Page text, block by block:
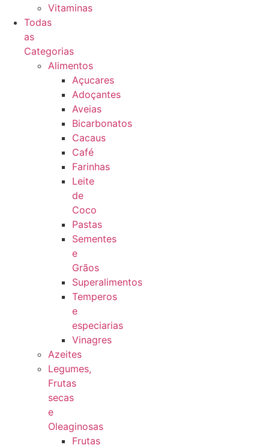
Vitaminas
Todas
as
Categorias
Alimentos
Açucares
Adoçantes
Aveias
Bicarbonatos
Cacaus
Café
Farinhas
Leite
de
Coco
Pastas
Sementes
e
Grãos
Superalimentos
Temperos
e
especiarias
Vinagres
Azeites
Legumes,
Frutas
secas
e
Oleaginosas
Frutas